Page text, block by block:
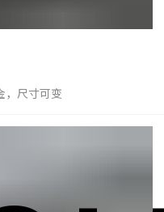
，尺寸可变